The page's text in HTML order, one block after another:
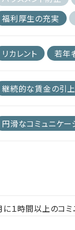
福利厚生の充実
リカレント 若年
継続的な賃金の引
円滑なコミュニケー
１時間以上のコ